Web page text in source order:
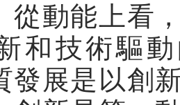
從動能上看
和技術驅
發展是以創